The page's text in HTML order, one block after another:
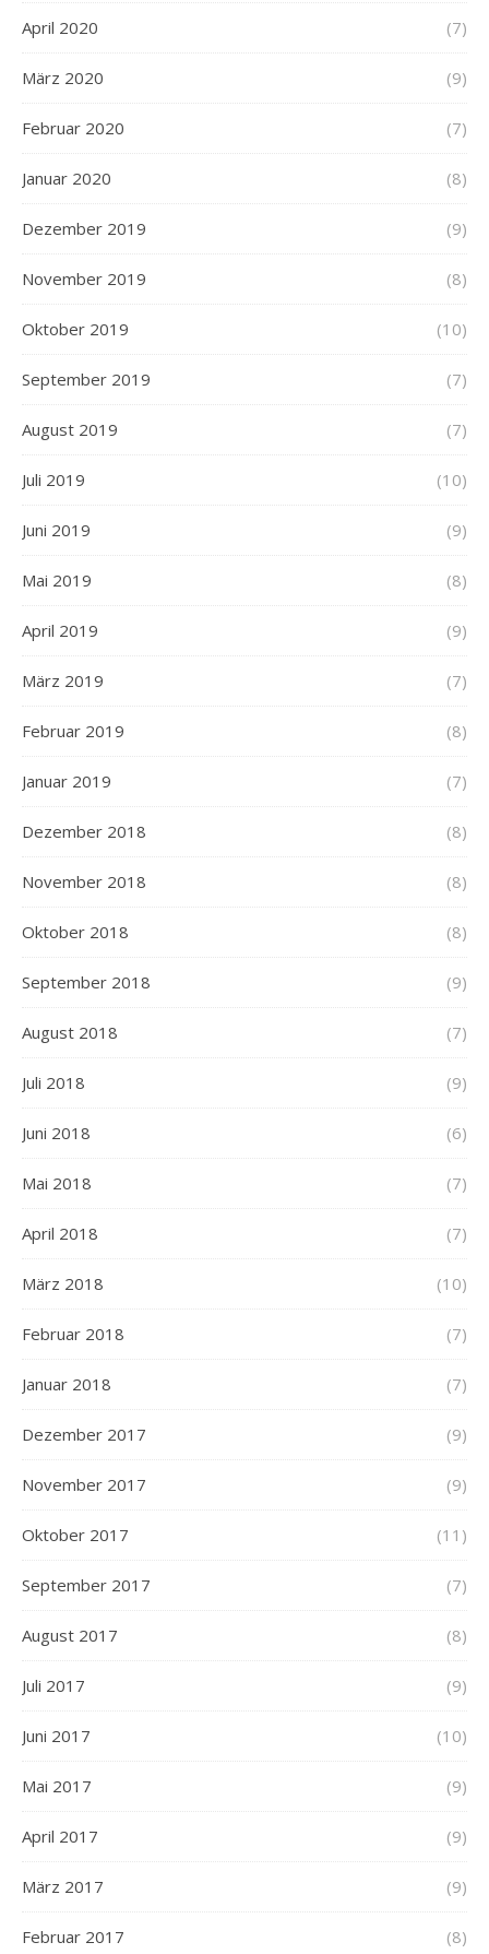
April 2020 (7)
März 2020 (9)
Februar 2020 (7)
Januar 2020 (8)
Dezember 2019 (9)
November 2019 (8)
Oktober 2019 (10)
September 2019 (7)
August 2019 (7)
Juli 2019 (10)
Juni 2019 (9)
Mai 2019 (8)
April 2019 (9)
März 2019 (7)
Februar 2019 (8)
Januar 2019 (7)
Dezember 2018 (8)
November 2018 (8)
Oktober 2018 (8)
September 2018 (9)
August 2018 (7)
Juli 2018 (9)
Juni 2018 (6)
Mai 2018 (7)
April 2018 (7)
März 2018 (10)
Februar 2018 (7)
Januar 2018 (7)
Dezember 2017 (9)
November 2017 (9)
Oktober 2017 (11)
September 2017 (7)
August 2017 (8)
Juli 2017 (9)
Juni 2017 (10)
Mai 2017 (9)
April 2017 (9)
März 2017 (9)
Februar 2017 (8)